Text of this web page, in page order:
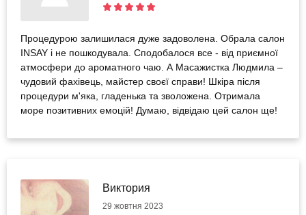
Процедурою залишилася дуже задоволена. Обрала салон
INSAY і не пошкодувала. Сподобалося все - від приємної
атмосфери до ароматного чаю. А Масажистка Людмила –
чудовий фахівець, майстер своєї справи! Шкіра після
процедури м'яка, гладенька та зволожена. Отримала
море позитивних емоцій! Думаю, відвідаю цей салон ще!
Виктория
29 жовтня 2023